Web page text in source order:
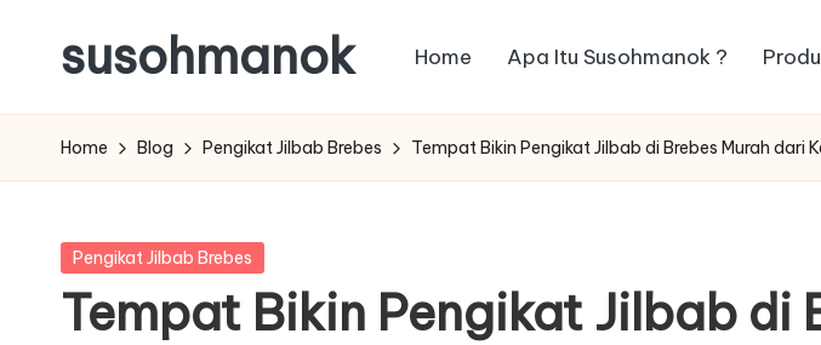
content
susohmanok Home Apa Itu Susohmanok ?
Home Blog Pengikat Jilbab Brebes Tempat Bikin Pengikat Jilbab di Brebes Murah dari
Posted
Pengikat Jilbab Brebes
Tempat Bikin Pengikat Jilbab di